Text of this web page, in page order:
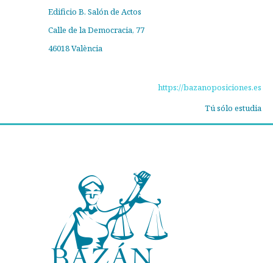
Edificio B. Salón de Actos
Calle de la Democracia, 77
46018 València​​
https://bazanoposiciones.es
Tú sólo estudia